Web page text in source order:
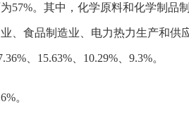
57%。其中，化学原料和化学制
、食品制造业、电力热力生产和供
、15.63%、10.29%、9.3%。
。